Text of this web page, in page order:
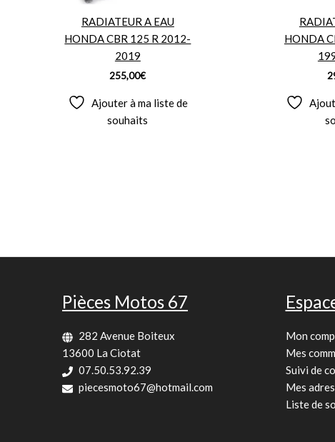
RADIATEUR A EAU
HONDA CBR 125 R 2012-
2019
255,00€
Ajouter à ma liste de
souhaits
HONDA
Pièces Motos 67
282 Avenue Boiteux
13600 La Ciotat
07.50.53.92.39
piecesmoto67@hotmail.com
Mon
Mes
Suivi de
Mes
Liste de